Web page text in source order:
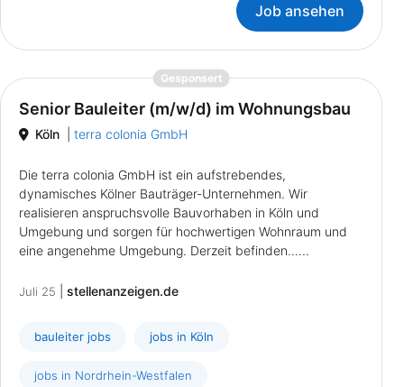
Job ansehen
Gesponsert{prompt.job}
Senior Bauleiter (m/w/d) im Wohnungsbau
Köln terra colonia GmbH
Die terra colonia GmbH ist ein aufstrebendes,
dynamisches Kölner Bauträger-Unternehmen. Wir
realisieren anspruchsvolle Bauvorhaben in Köln und
Umgebung und sorgen für hochwertigen Wohnraum und
eine angenehme Umgebung. Derzeit befinden......
Juli 25 stellenanzeigen.de
bauleiter jobs jobs in Köln
jobs in Nordrhein-Westfalen